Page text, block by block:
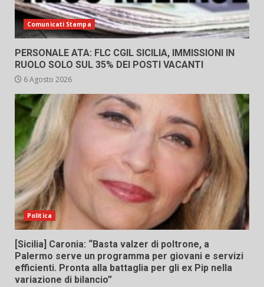
Comunicati Stampa
PERSONALE ATA: FLC CGIL SICILIA, IMMISSIONI IN
RUOLO SOLO SUL 35% DEI POSTI VACANTI
6 Agosto 2026
Politica
[Sicilia] Caronia: “Basta valzer di poltrone, a
Palermo serve un programma per giovani e servizi
efficienti. Pronta alla battaglia per gli ex Pip nella
variazione di bilancio”